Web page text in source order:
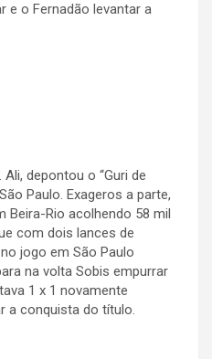
e o Fernadão levantar a
depontou o “Guri de
Paulo. Exageros a parte,
Beira-Rio acolhendo 58 mil
com dois lances de
jogo em São Paulo
na volta Sobis empurrar
1 x 1 novamente
a conquista do título.